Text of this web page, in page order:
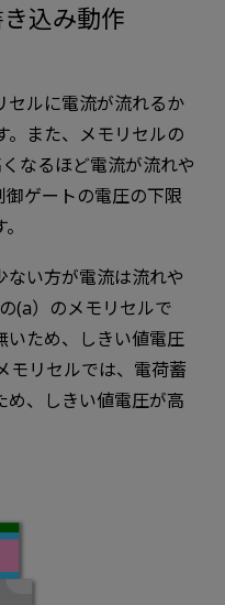
込み動作
セルに電流が流れるか
。また、メモリセルの
なるほど電流が流れや
ゲートの電圧の下限
い方が電流は流れや
(a）のメモリセルで
いため、しきい値電圧
モリセルでは、電荷蓄
め、しきい値電圧が高